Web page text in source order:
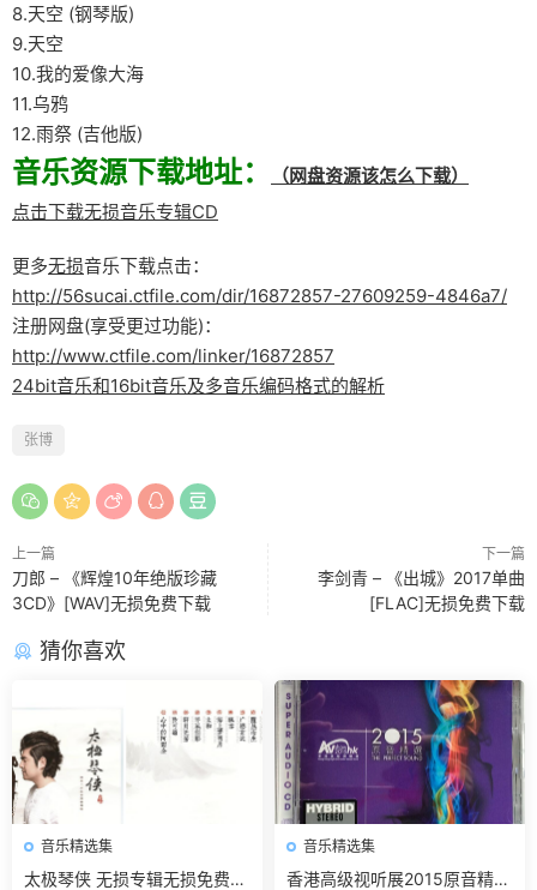
8.天空 (钢琴版)
9.天空
10.我的爱像大海
11.乌鸦
12.雨祭 (吉他版)
音乐资源下载地址：
（网盘资源该怎么下载）
点击下载无损音乐专辑CD
更多无损音乐下载点击：
http://56sucai.ctfile.com/dir/16872857-27609259-4846a7/
注册网盘(享受更过功能)：
http://www.ctfile.com/linker/16872857
24bit音乐和16bit音乐及多音乐编码格式的解析
张博
上一篇
刀郎 – 《辉煌10年绝版珍藏
3CD》[WAV]无损免费下载
下一篇
李剑青 – 《出城》2017单曲
[FLAC]无损免费下载
猜你喜欢
音乐精选集
太极琴侠 无损专辑无损免费下
音乐精选集
香港高级视听展2015原音精选